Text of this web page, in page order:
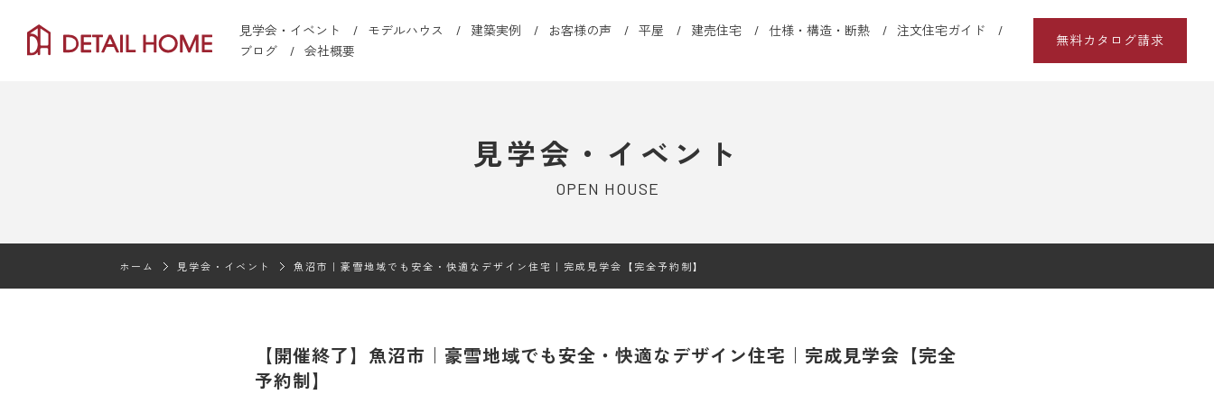
見学会・イベント モデルハウス 建築実例 お客様の声 平屋 建売住宅 仕様・構造・断熱
注文住宅ガイド
ブログ
会社概要
無料カタログ請求
見学会・イベント
OPEN HOUSE
ホーム 見学会・イベント 魚沼市｜豪雪地域でも安全・快適なデザイン住宅｜完成見学会【完全予約制】
【開催終了】魚沼市｜豪雪地域でも安全・快適なデザイン住宅｜完成見学会【完全
予約制】